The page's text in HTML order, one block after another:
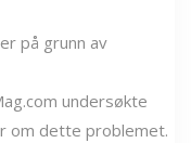
på grunn av
undersøkte
om dette problemet.